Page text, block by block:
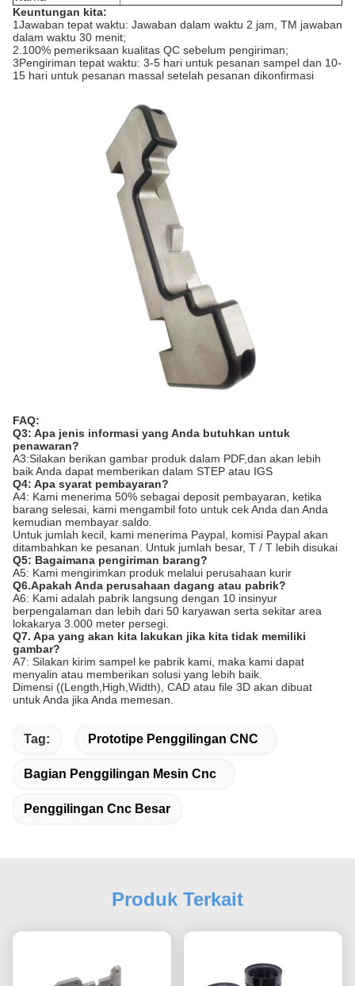
Keuntungan kita:
1Jawaban tepat waktu: Jawaban dalam waktu 2 jam, TM jawaban
dalam waktu 30 menit;
2.100% pemeriksaan kualitas QC sebelum pengiriman;
3Pengiriman tepat waktu: 3-5 hari untuk pesanan sampel dan 10-
15 hari untuk pesanan massal setelah pesanan dikonfirmasi
FAQ:
Q3: Apa jenis informasi yang Anda butuhkan untuk
penawaran?
A3:Silakan berikan gambar produk dalam PDF,dan akan lebih
baik Anda dapat memberikan dalam STEP atau IGS
Q4: Apa syarat pembayaran?
A4: Kami menerima 50% sebagai deposit pembayaran, ketika
barang selesai, kami mengambil foto untuk cek Anda dan Anda
kemudian membayar saldo.
Untuk jumlah kecil, kami menerima Paypal, komisi Paypal akan
ditambahkan ke pesanan. Untuk jumlah besar, T / T lebih disukai
Q5: Bagaimana pengiriman barang?
A5: Kami mengirimkan produk melalui perusahaan kurir
Q6.Apakah Anda perusahaan dagang atau pabrik?
A6: Kami adalah pabrik langsung dengan 10 insinyur
berpengalaman dan lebih dari 50 karyawan serta sekitar area
lokakarya 3.000 meter persegi.
Q7. Apa yang akan kita lakukan jika kita tidak memiliki
gambar?
A7: Silakan kirim sampel ke pabrik kami, maka kami dapat
menyalin atau memberikan solusi yang lebih baik.
Dimensi ((Length,High,Width), CAD atau file 3D akan dibuat
untuk Anda jika Anda memesan.
Tag: Prototipe Penggilingan CNC
Bagian Penggilingan Mesin Cnc
Penggilingan Cnc Besar
Produk Terkait